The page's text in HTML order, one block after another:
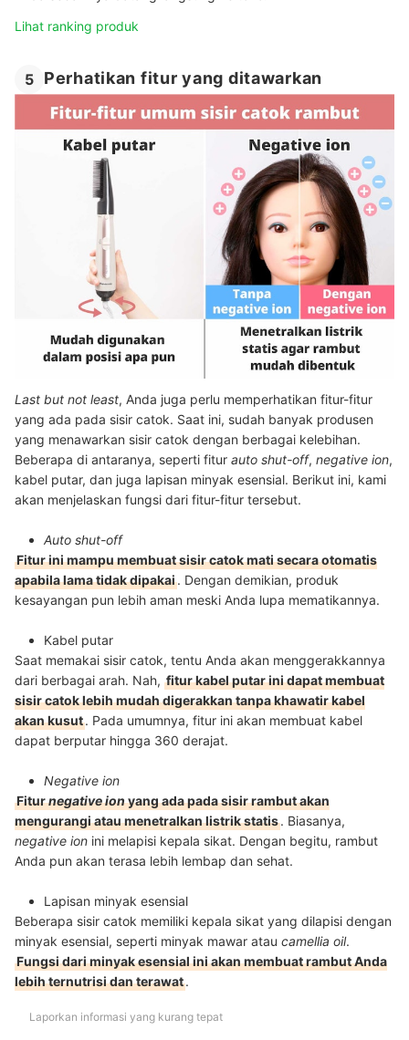
Lihat ranking produk
5 Perhatikan fitur yang ditawarkan
Last but not least, Anda juga perlu memperhatikan fitur-fitur
yang ada pada sisir catok. Saat ini, sudah banyak produsen
yang menawarkan sisir catok dengan berbagai kelebihan.
Beberapa di antaranya, seperti fitur auto shut-off, negative ion,
kabel putar, dan juga lapisan minyak esensial. Berikut ini, kami
akan menjelaskan fungsi dari fitur-fitur tersebut.
Auto shut-off
Fitur ini mampu membuat sisir catok mati secara otomatis
apabila lama tidak dipakai. Dengan demikian, produk
kesayangan pun lebih aman meski Anda lupa mematikannya.
Kabel putar
Saat memakai sisir catok, tentu Anda akan menggerakkannya
dari berbagai arah. Nah, fitur kabel putar ini dapat membuat
sisir catok lebih mudah digerakkan tanpa khawatir kabel
akan kusut. Pada umumnya, fitur ini akan membuat kabel
dapat berputar hingga 360 derajat.
Negative ion
Fiturnegative ionyang ada pada sisir rambut akan
mengurangi atau menetralkan listrik statis. Biasanya,
negative ion ini melapisi kepala sikat. Dengan begitu, rambut
Anda pun akan terasa lebih lembap dan sehat.
Lapisan minyak esensial
Beberapa sisir catok memiliki kepala sikat yang dilapisi dengan
minyak esensial, seperti minyak mawar atau camellia oil.
Fungsi dari minyak esensial ini akan membuat rambut Anda
lebih ternutrisi dan terawat.
Laporkan informasi yang kurang tepat